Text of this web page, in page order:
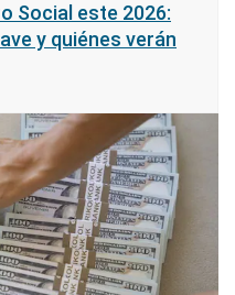
Social este 2026:
y quiénes verán